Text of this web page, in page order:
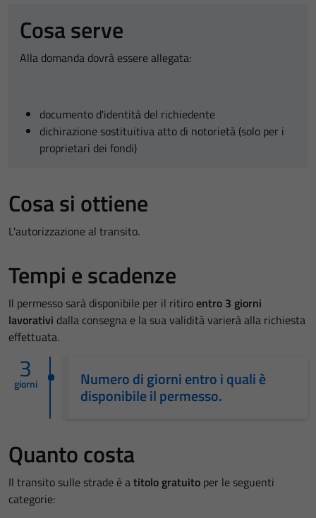
Cosa serve
Alla domanda dovrà essere allegata:
documento d'identità del richiedente
dichirazione sostituitiva atto di notorietà (solo per i
proprietari dei fondi)
Cosa si ottiene
L'autorizzazione al transito.
Tempi e scadenze
Il permesso sarà disponibile per il ritiroentro 3 giorni
lavorativi dalla consegna e la sua validità varierà alla richiesta
effettuata.
3
giorni Numero di giorni entro i quali è
disponibile il permesso.
Quanto costa
Il transito sulle strade è atitolo gratuito per le seguenti
categorie: